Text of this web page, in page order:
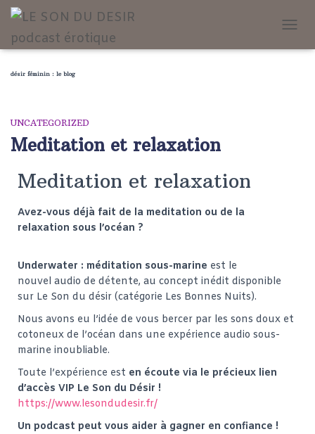
désir féminin : le blog
UNCATEGORIZED
Meditation et relaxation
Meditation et relaxation
Avez-vous déjà fait de la meditation ou de la
relaxation sous l’océan ?
Underwater : méditation sous-marine est le
nouvel audio de détente, au concept inédit disponible
sur Le Son du désir (catégorie Les Bonnes Nuits).
Nous avons eu l’idée de vous bercer par les sons doux et
cotoneux de l’océan dans une expérience audio sous-
marine inoubliable.
Toute l’expérience est en écoute via le précieux lien
d’accès VIP Le Son du Désir !
https://www.lesondudesir.fr/
Un podcast peut vous aider à gagner en confiance !